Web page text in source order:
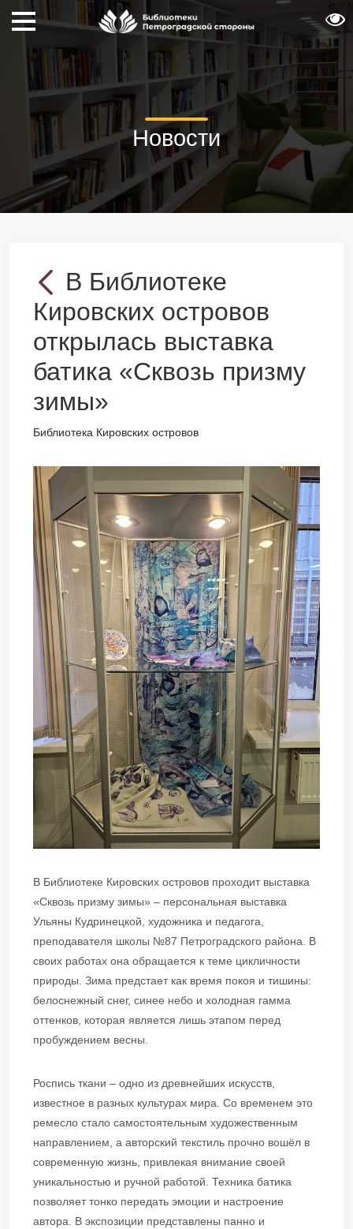
Новости
В Библиотеке
Кировских островов
открылась выставка
батика «Сквозь призму
зимы»
Библиотека Кировских островов
В Библиотеке Кировских островов проходит выставка
«Сквозь призму зимы» – персональная выставка
Ульяны Кудринецкой, художника и педагога,
преподавателя школы №87 Петроградского района. В
своих работах она обращается к теме цикличности
природы. Зима предстает как время покоя и тишины:
белоснежный снег, синее небо и холодная гамма
оттенков, которая является лишь этапом перед
пробуждением весны.
Роспись ткани – одно из древнейших искусств,
известное в разных культурах мира. Со временем это
ремесло стало самостоятельным художественным
направлением, а авторский текстиль прочно вошёл в
современную жизнь, привлекая внимание своей
уникальностью и ручной работой. Техника батика
позволяет тонко передать эмоции и настроение
автора. В экспозиции представлены панно и